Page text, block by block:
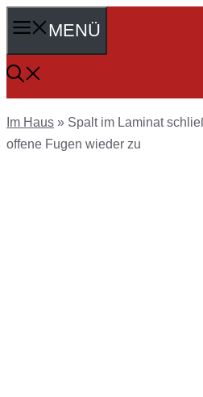
Inhalt
MENÜ
Im Haus » Spalt im Laminat
offene Fugen wieder zu